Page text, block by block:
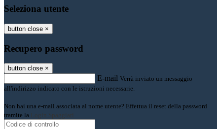
Seleziona utente
button close ×
Recupero password
button close ×
E-mail Verrà inviato un messaggio
all'indirizzo indicato con le istruzioni necessarie.
Non hai una e-mail associata al nome utente? Effettua il reset della password
tramite la Login Spaggiari